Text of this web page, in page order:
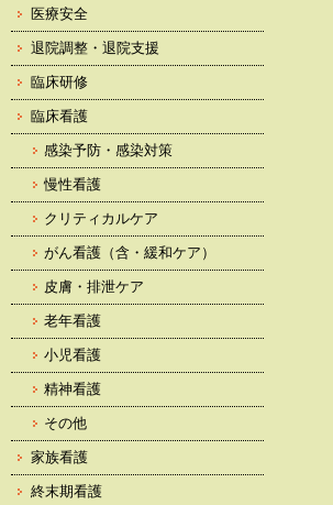
医療安全
退院調整・退院支援
臨床研修
臨床看護
感染予防・感染対策
慢性看護
クリティカルケア
がん看護（含・緩和ケア）
皮膚・排泄ケア
老年看護
小児看護
精神看護
その他
家族看護
終末期看護